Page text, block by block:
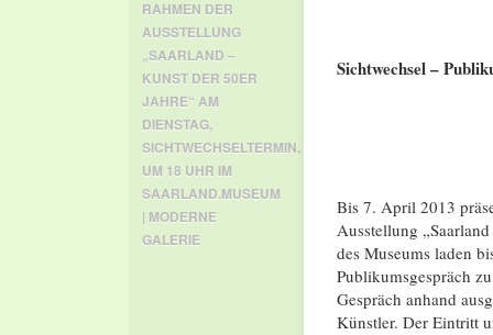
Sichtwechsel –
Bis 7. April 2013
Ausstellung
des Museums laden
Publikumsgespräch
Gespräch anhand
Künstler. Der Eintritt
RAHMEN DER
AUSSTELLUNG
„SAARLAND –
KUNST DER 50ER
JAHRE“ AM
DIENSTAG,
SICHTWECHSELTERMIN,
UM 18 UHR IM
SAARLAND.MUSEUM
| MODERNE
GALERIE